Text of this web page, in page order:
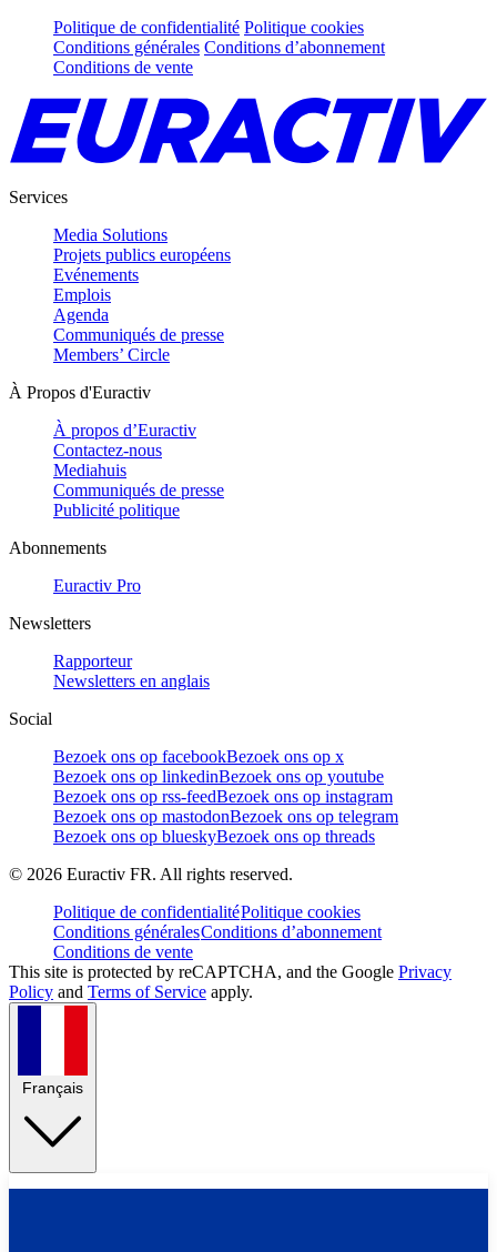
Politique de confidentialité Politique cookies
Conditions générales Conditions d’abonnement
Conditions de vente
Services
Media Solutions
Projets publics européens
Evénements
Emplois
Agenda
Communiqués de presse
Members’ Circle
À Propos d'Euractiv
À propos d’Euractiv
Contactez-nous
Mediahuis
Communiqués de presse
Publicité politique
Abonnements
Euractiv Pro
Newsletters
Rapporteur
Newsletters en anglais
Social
Bezoek ons op facebookBezoek ons op x
Bezoek ons op linkedinBezoek ons op youtube
Bezoek ons op rss-feedBezoek ons op instagram
Bezoek ons op mastodonBezoek ons op telegram
Bezoek ons op blueskyBezoek ons op threads
© 2026 Euractiv FR. All rights reserved.
Politique de confidentialitéPolitique cookies
Conditions généralesConditions d’abonnement
Conditions de vente
This site is protected by reCAPTCHA, and the Google Privacy
Policy and Terms of Service apply.
Français